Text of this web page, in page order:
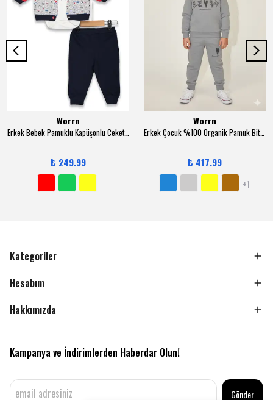
Worrn
Erkek Bebek Pamuklu Kapüşonlu Ceketli 3-12 Ay 3 lü Trend Takım - 6131
₺ 249.99
Worrn
Erkek Çocuk %100 Organik Pamuk Bitki Baskılı Yumuşacık Trend Eşofman Takımı - 1008 - Gri
₺ 417.99
+1
Kategoriler
Hesabım
Hakkımızda
Kampanya ve İndirimlerden Haberdar Olun!
Gönder